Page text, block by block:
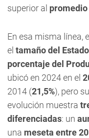
superior al promedio
En esa misma línea,
el tamaño del
porcentaje del
ubicó en 2024 en el
2014 (21,5%), pero
evolución muestra
diferenciadas: un
una meseta entre